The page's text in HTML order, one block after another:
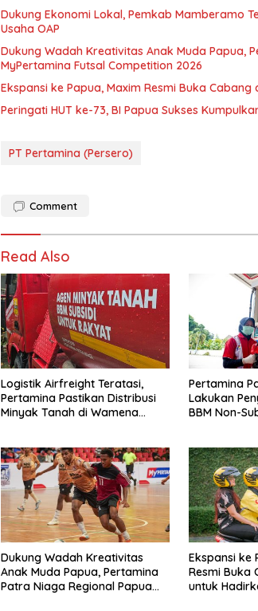
Dukung Ekonomi Lokal, Pemkab Mamberamo
Usaha OAP
Dukung Wadah Kreativitas Anak Muda Papua,
MyPertamina Futsal Competition 2026
Ekspansi ke Papua, Maxim Resmi Buka
Peringati HUT ke-73, BI Papua Sukses
PT Pertamina (Persero)
Comment
Read Also
Logistik Airfreight Teratasi,
Pertamina Pastikan Distribusi
Minyak Tanah di Wamena
Pertamina
Lakukan
BBM Non-
Dukung Wadah Kreativitas
Anak Muda Papua, Pertamina
Patra Niaga Regional Papua
Ekspansi ke
Resmi Buka
untuk